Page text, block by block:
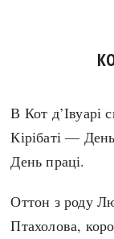
В Кот д’Івуарі святкують День республіки, в
Кірібаті —
День праці.
Оттон з роду Людольфінгів, син Генріха I
Птахолова,